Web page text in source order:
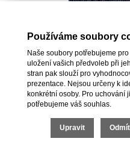
+420
Používáme soubory
Naše soubory potřebujeme
uložení vašich předvoleb při
stran pak slouží pro
prezentace. Nejsou určeny k
konkrétní osoby. Pro uchování
potřebujeme váš souhlas.
Upravit